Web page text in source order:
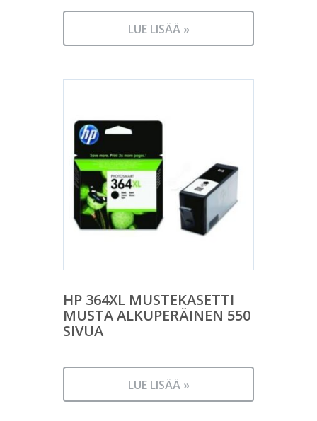
LUE LISÄÄ »
HP 364XL MUSTEKASETTI
MUSTA ALKUPERÄINEN 550
SIVUA
LUE LISÄÄ »